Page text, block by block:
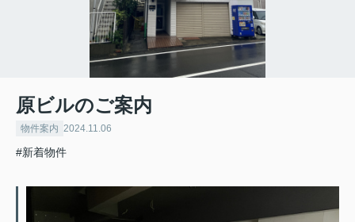
原ビルのご案内
物件案内 2024.11.06
#新着物件